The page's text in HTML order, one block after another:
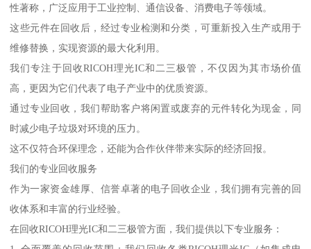
性著称，广泛应用于工业控制、通信设备、消费电子等领域。
这些元件在回收后，经过专业检测和分类，可重新投入生产或用于
维修替换，实现资源的最大化利用。
我们专注于回收RICOH理光IC和二三极管，不仅因为其市场价值
高，更因为它们代表了电子产业中的优质资源。
通过专业回收，我们帮助客户将闲置或废弃的元件转化为现金，同
时减少电子垃圾对环境的压力。
这不仅符合环保理念，还能为合作伙伴带来实际的经济回报。
我们的专业回收服务
作为一家资金雄厚、信誉卓著的电子回收企业，我们拥有完善的回
收体系和丰富的行业经验。
在回收RICOH理光IC和二三极管方面，我们提供以下专业服务：